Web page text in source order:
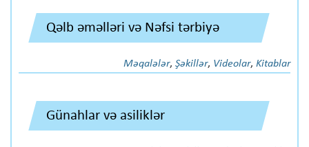
Qəlb əməlləri və Nəfsi tərbiyə
Məqalələr, Şəkillər, Videolar, Kitablar
Günahlar və asiliklər